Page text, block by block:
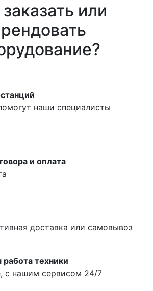
или
наши специалисты
и оплата
доставка или самовывоз
техники
с нашим сервисом 24/7